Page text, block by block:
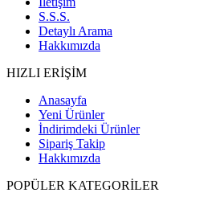
S.S.S.
Detaylı Arama
Hakkımızda
HIZLI ERİŞİM
Anasayfa
Yeni Ürünler
İndirimdeki Ürünler
Sipariş Takip
Hakkımızda
POPÜLER KATEGORİLER